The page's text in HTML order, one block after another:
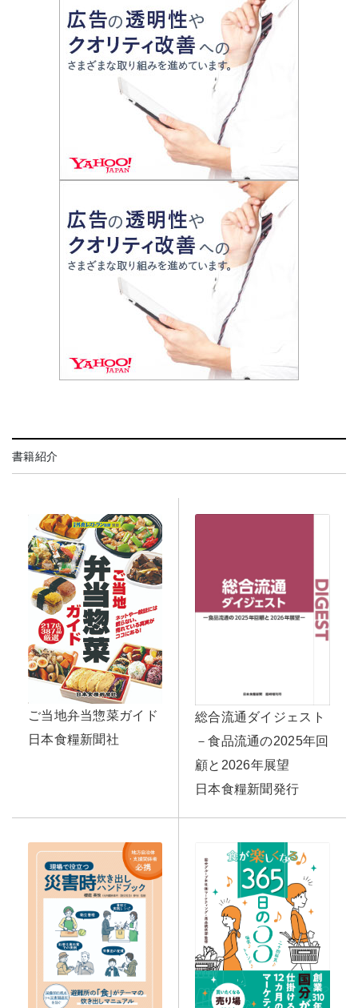
書籍紹介
ご当地弁当惣菜ガイド
日本食糧新聞社
総合流通ダイジェスト
－食品流通の2025年回
顧と2026年展望
日本食糧新聞発行